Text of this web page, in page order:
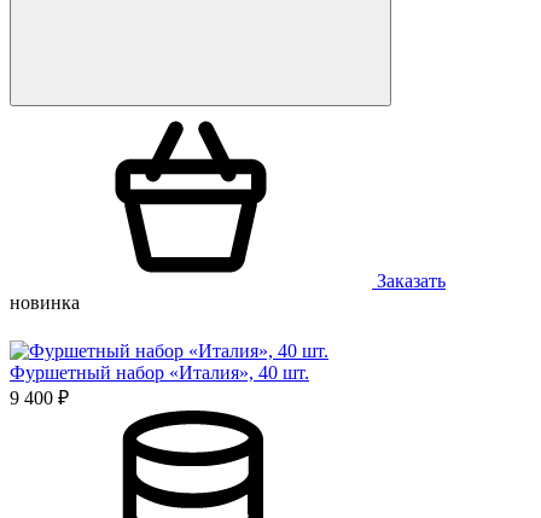
Заказать
новинка
Фуршетный набор «Италия», 40 шт.
9 400 ₽